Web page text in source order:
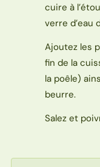
cuire à
verre d’eau
Ajoutez les
fin de la
la poêle)
beurre.
Salez et